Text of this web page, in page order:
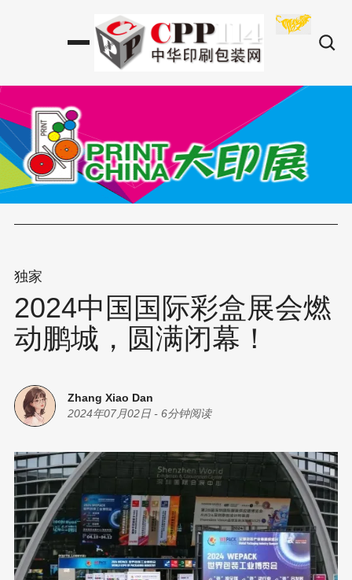
独家
2024中国国际彩盒展会燃
动鹏城，圆满闭幕！
Zhang Xiao Dan
2024年07月02日 - 6分钟阅读